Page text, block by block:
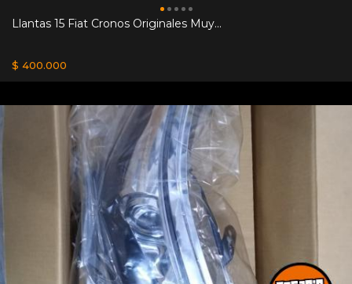
Llantas 15 Fiat Cronos Originales Muy...
$ 400.000